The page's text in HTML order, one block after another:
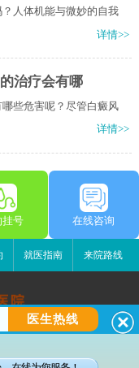
人体机能与微妙的自我
详情>>
治疗会有哪
些危害呢？尽管白癜风
详情>>
挂号 在线咨询
就医指南 来院路线
医生热线